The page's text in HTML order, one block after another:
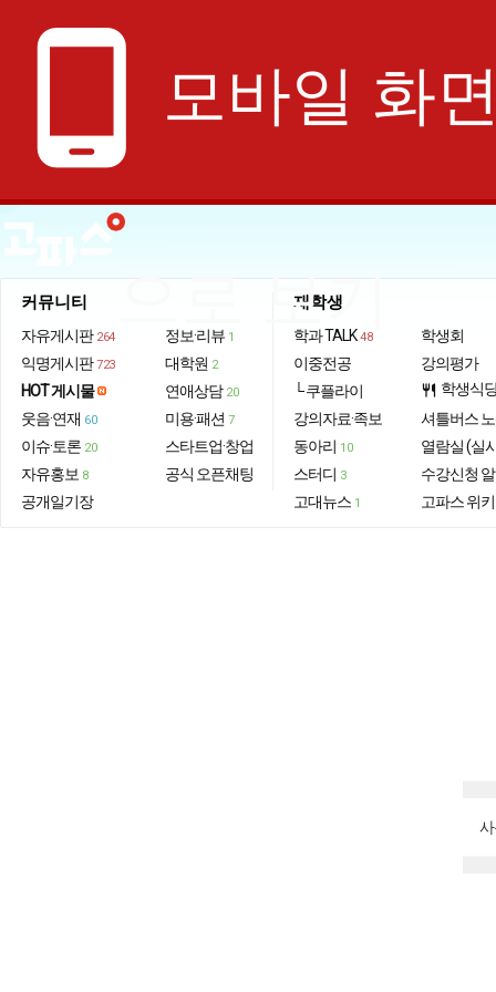
phone_android 모바일 화
으로 보기
커뮤니티
자유게시판 264
익명게시판 723
HOT 게시물
웃음·연재 60
이슈·토론 20
자유홍보 8
공개일기장
정보·리뷰 1
대학원 2
연애상담 20
미용·패션 7
스타트업·창업
공식 오픈채팅
재학생
학과 TALK 48
이중전공
└ 쿠플라이
강의자료·족보
동아리 10
스터디 3
고대뉴스 1
학생회
강의평가
restaurant 학생식
셔틀버스
열람실 (실
수강신청
고파스 위키